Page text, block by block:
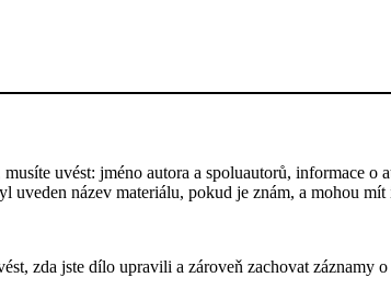
uvést: jméno autora a spoluautorů, informace
název materiálu, pokud je znám, a mohou
zda jste dílo upravili a zároveň zachovat záznamy